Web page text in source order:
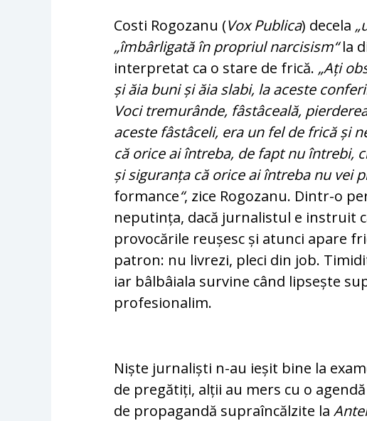
Costi Rogozanu (Vox Publica) decela
„îmbârligată în propriul narcisism“la
interpretat ca o stare de frică. „Ați
și ăia buni și ăia slabi, la aceste
Voci tremurânde, fâs­tâ­ceală,
aceste fâstâceli, era un fel de frică și
că orice ai întreba, de fapt nu întrebi,
și siguranța că orice ai întreba nu vei
formance“, zice Rogozanu. Dintr-o
neputința, dacă jurnalistul e instruit
provocările reușesc și atunci apare
patron: nu livrezi, pleci din job.
iar bâlbâiala survine când lip­sește
pro­fesionalim.
Niște jurnaliști n-au ieșit bine la
de pregătiți, alții au mers cu o
de propagandă supraîncălzite la